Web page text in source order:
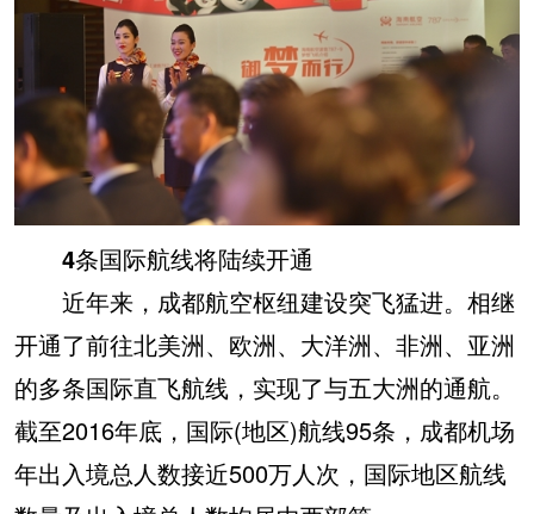
4条国际航线将陆续开通
近年来，成都航空枢纽建设突飞猛进。相继
开通了前往北美洲、欧洲、大洋洲、非洲、亚洲
的多条国际直飞航线，实现了与五大洲的通航。
截至2016年底，国际(地区)航线95条，成都机场
年出入境总人数接近500万人次，国际地区航线